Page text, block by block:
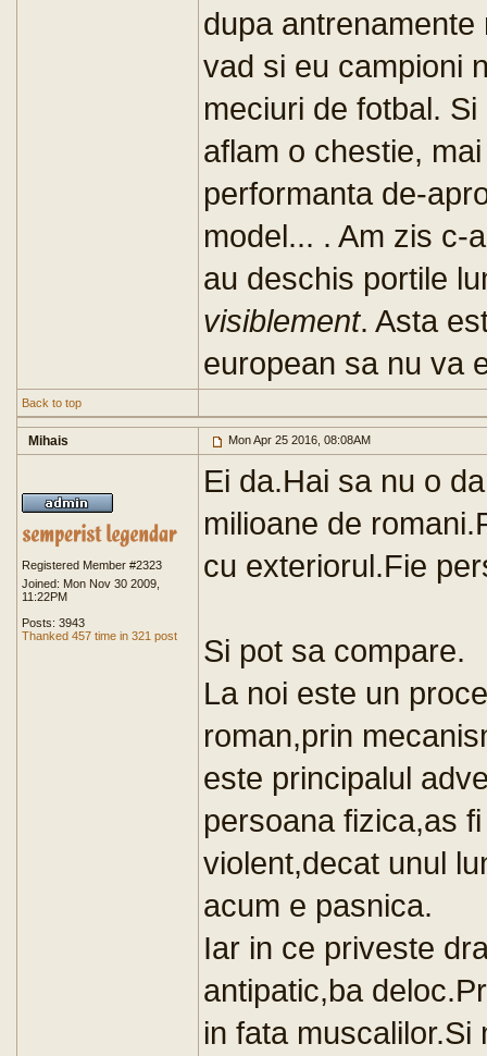
dupa
vad si eu campioni
meciuri de fotbal.
aflam o chestie,
performanta de-
model... . Am zis c-
au deschis portile
visiblement. Asta
european sa nu va
Back to top
Mihais Mon Apr 25 2016, 08:08AM
Registered Member #2323
Joined: Mon Nov 30 2009,
11:22PM
Posts: 3943
Thanked 457 time in 321 post
Ei da.Hai sa nu o
milioane de
cu exteriorul.Fie
Si pot sa compare.
La noi este un
roman,prin
este principalul
persoana fizica,as
violent,decat unul
acum e pasnica.
Iar in ce priveste
antipatic,ba
in fata muscalilor.Si